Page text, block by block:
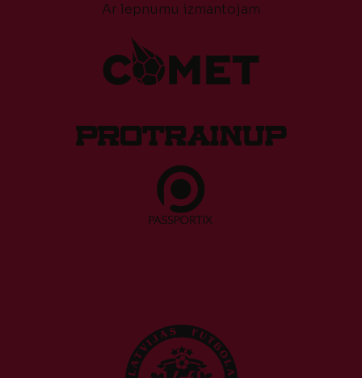
Ar lepnumu izmantojam